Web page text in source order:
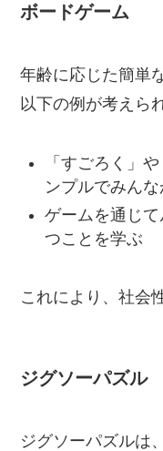
ボードゲーム
年齢に応じた簡単
以下の例が考えら
「すごろく」
ンプルでみん
ゲームを通じ
つことを学ぶ
これにより、社会
ジグソーパズル
ジグソーパズルは